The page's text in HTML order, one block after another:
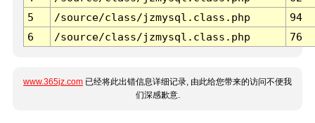
5
/source/class/jzmysql.class.php
94
6
/source/class/jzmysql.class.php 76
www.365jz.com 已经将此出错信息详细记录, 由此给您带来的访问不便我
们深感歉意.